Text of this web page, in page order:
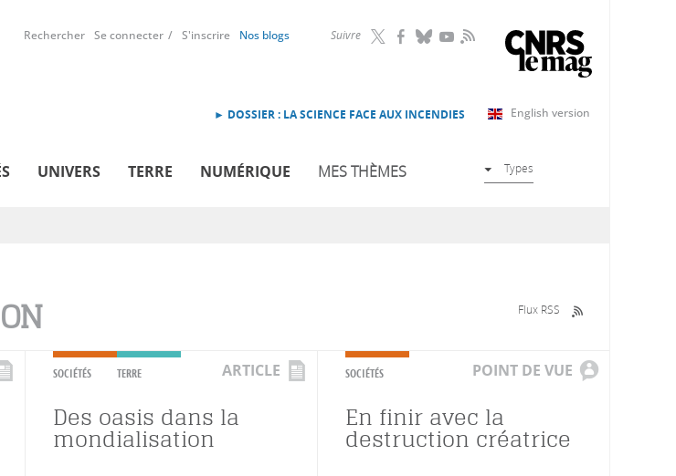
Suivre RSS
Rechercher Se connecter S'inscrire Nos blogs
English version
► DOSSIER : LA SCIENCE FACE AUX INCENDIES
UNIVERS TERRE NUMÉRIQUE MES THÈMES Types
Flux RSS
SOCIÉTÉS TERRE ARTICLE
Des oasis dans la
mondialisation
SOCIÉTÉS POINT DE VUE
En finir avec la
destruction créatrice